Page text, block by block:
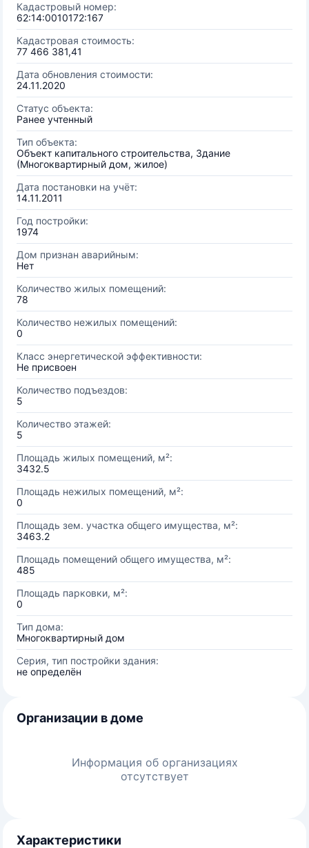
Кадастровый номер:
62:14:0010172:167
Кадастровая стоимость:
77 466 381,41
Дата обновления стоимости:
24.11.2020
Статус объекта:
Ранее учтенный
Тип объекта:
Объект капитального строительства, Здание
(Многоквартирный дом, жилое)
Дата постановки на учёт:
14.11.2011
Год постройки:
1974
Дом признан аварийным:
Нет
Количество жилых помещений:
78
Количество нежилых помещений:
0
Класс энергетической эффективности:
Не присвоен
Количество подъездов:
5
Количество этажей:
5
Площадь жилых помещений, м²:
3432.5
Площадь нежилых помещений, м²:
0
Площадь зем. участка общего имущества, м²:
3463.2
Площадь помещений общего имущества, м²:
485
Площадь парковки, м²:
0
Тип дома:
Многоквартирный дом
Серия, тип постройки здания:
не определён
Организации в доме
Информация об организациях
отсутствует
Характеристики